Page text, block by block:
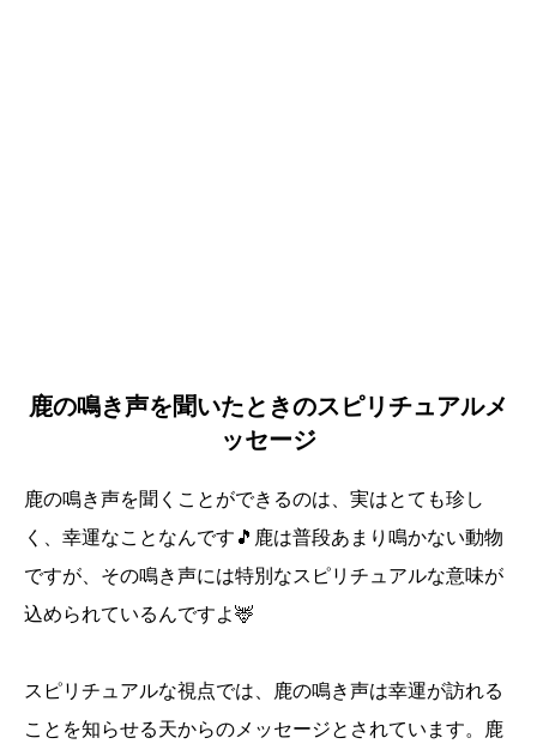
鹿の鳴き声を聞いたときのスピリチュアルメ
ッセージ
鹿の鳴き声を聞くことができるのは、実はとても珍し
く、幸運なことなんです🎵鹿は普段あまり鳴かない動物
ですが、その鳴き声には特別なスピリチュアルな意味が
込められているんですよ🦌
スピリチュアルな視点では、鹿の鳴き声は幸運が訪れる
ことを知らせる天からのメッセージとされています。鹿